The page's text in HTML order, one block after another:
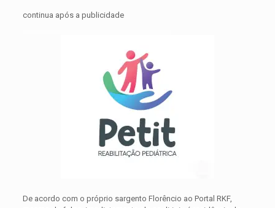
continua após a publicidade
De acordo com o próprio sargento Florêncio ao Portal RKF,